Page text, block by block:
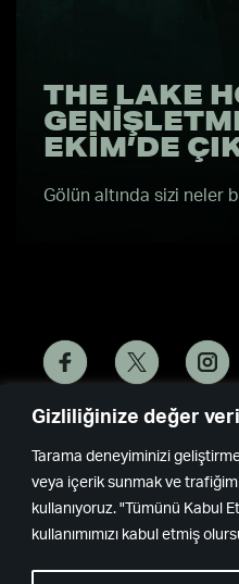
Gizliliğinize değer
Tarama deneyiminizi
veya içerik sunmak ve
kullanıyoruz. "Tümünü Kabul
kullanımımızı kabul etmiş
THE LAKE
EKIM’DE
Gölün altında sizi neler
© Copyright 2024 • All rights